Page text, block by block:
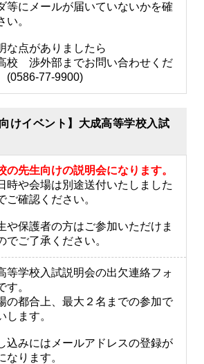
等にメールが届いていないかを確
い。
な点がありましたら
校 渉外部までお問い合わせくだ
(0586-77-9900)
けイベント】大成高等学校入試
の先生向けの説明会になります。
時や会場は別途送付いたしました
ご確認ください。
や保護者の方はご参加いただけま
でご了承ください。
等学校入試説明会の出欠連絡フォ
す。
の都合上、最大２名までの参加で
します。
込みにはメールアドレスの登録が
なります。